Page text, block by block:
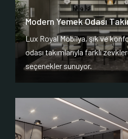
Modern Yemek Odası
Lux Royal Mobilya, şık ve
odası takımlarıyla farklı
seçenekler sunuyor.